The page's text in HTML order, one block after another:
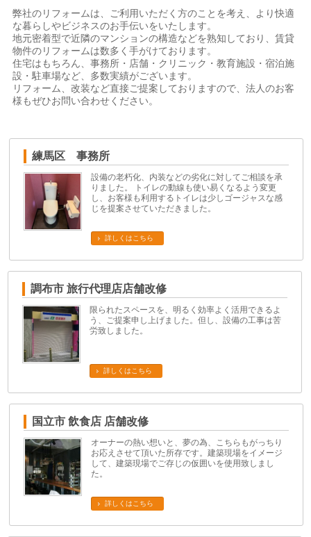
弊社のリフォームは、ご利用いただく方のことを考え、より快適
な暮らしやビジネスのお手伝いをいたします。
地元密着型で近隣のマンションの構造などを熟知しており、賃貸
物件のリフォームは数多く手がけております。
住宅はもちろん、事務所・店舗・クリニック・教育施設・宿泊施
設・駐車場など、多数実績がございます。
リフォーム、改装など直接ご提案しておりますので、法人のお客
様もぜひお問い合わせください。
練馬区 事務所
設備の老朽化、内装などの劣化に対してご相談を承
りました。 トイレの動線も使い易くなるよう変更
し、お客様も利用するトイレは少しゴージャスな感
じを提案させていただきました。
詳しくはこちら
調布市 旅行代理店店舗改修
限られたスペースを、明るく効率よく活用できるよ
う、ご提案申し上げました。但し、設備の工事は苦
労致しました。
詳しくはこちら
国立市 飲食店 店舗改修
オーナーの熱い想いと、夢の為、こちらもがっちり
お応えさせて頂いた所存です。建築現場をイメージ
して、建築現場でご存じの仮囲いを使用致しまし
た。
詳しくはこちら